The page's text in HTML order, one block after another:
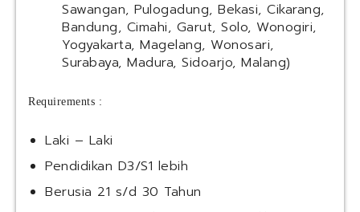
Sawangan, Pulogadung, Bekasi, Cikarang,
Bandung, Cimahi, Garut, Solo, Wonogiri,
Yogyakarta, Magelang, Wonosari,
Surabaya, Madura, Sidoarjo, Malang)
Requirements :
Laki – Laki
Pendidikan D3/S1 lebih
Berusia 21 s/d 30 Tahun